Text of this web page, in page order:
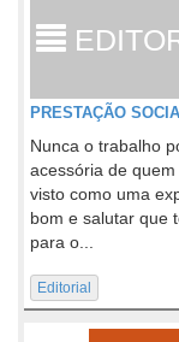
PRESTAÇÃO
Nunca o trabalho
acessória de
visto como uma
bom e salutar que
para o...
Editorial